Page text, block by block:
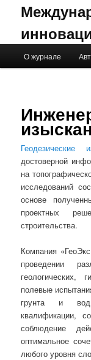
Skip to primary
Skip to
О журнале
Геодезические
достоверной
на
исследований
основе
проектных
строительства.
Компания
проведении
геологических,
полевые
грунта и
квалификации,
соблюдение
оптимальное
любого уровня